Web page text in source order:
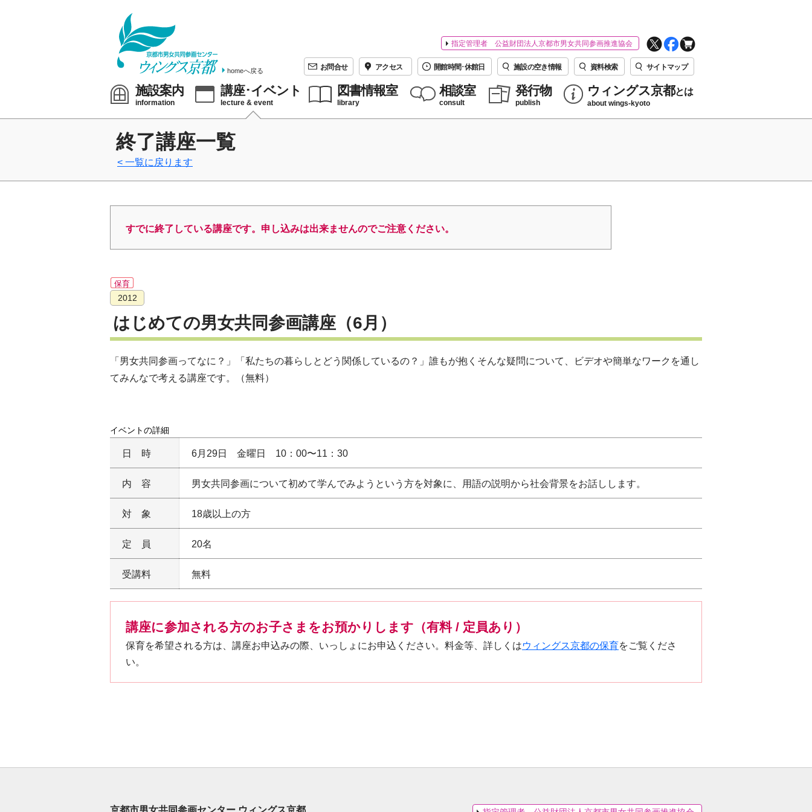
homeへ戻る
指定管理者 公益財団法人京都市男女共同参画推進協会
お問合せ アクセス 開館時間･休館日 施設の空き情報 資料検索 サイトマップ
施設案内
information
講座･イベント
lecture & event
図書情報室
library
相談室
consult
発行物
publish
ウィングス京都とは
about wings-kyoto
終了講座一覧
一覧に戻ります
すでに終了している講座です。申し込みは出来ませんのでご注意ください。
保育
2012
はじめての男女共同参画講座（6月）
「男女共同参画ってなに？」「私たちの暮らしとどう関係しているの？」誰もが抱くそんな疑問について、ビデオや簡単なワークを通し
てみんなで考える講座です。（無料）
イベントの詳細
日時 6月29日 金曜日 10：00〜11：30
内容 男女共同参画について初めて学んでみようという方を対象に、用語の説明から社会背景をお話しします。
対象 18歳以上の方
定員 20名
受講料 無料
講座に参加される方のお子さまをお預かりします（有料 / 定員あり）
保育を希望される方は、講座お申込みの際、いっしょにお申込ください。料金等、詳しくはウィングス京都の保育をご覧くださ
い。
京都市男女共同参画センター ウィングス京都